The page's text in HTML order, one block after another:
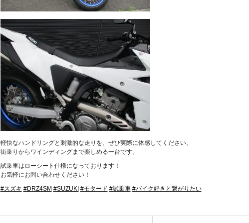
軽快なハンドリングと刺激的な走りを、ぜひ実際に体感してください。
街乗りからワインディングまで楽しめる一台です。
試乗車はローシート仕様になっております！
お気軽にお問い合わせください！
#スズキ #DRZ4SM #SUZUKI #モタード #試乗車 #バイク好きと繋がりたい